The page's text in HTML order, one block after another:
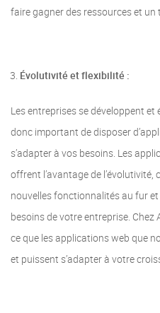
faire gagner des ressources et un
Évolutivité et flexibilité :
Les entreprises se développent
donc important de disposer
s’adapter à vos besoins. Les
offrent l’avantage de l’évolutivité,
nouvelles fonctionnalités au fur et
besoins de votre entreprise.
ce que les applications web que
et puissent s’adapter à votre